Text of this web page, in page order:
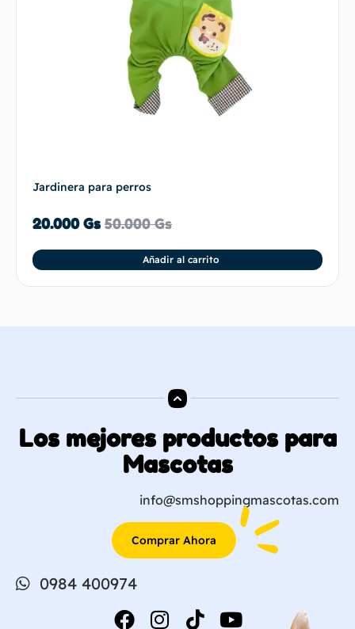
Jardinera para perros
50.000Gs
20.000Gs
Añadir al carrito
Los mejores productos para
Mascotas
info@smshoppingmascotas.com
Comprar Ahora
0984 400974